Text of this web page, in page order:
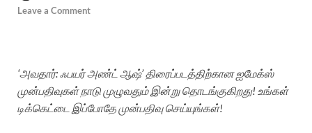
Leave a Comment
‘அவதார்: ஃபயர் அண்ட் ஆஷ்’ திரைப்படத்திற்கான ஐமேக்ஸ்
முன்பதிவுகள் நாடு முழுவதும் இன்று தொடங்குகிறது! உங்கள்
டிக்கெட்டை இப்போதே முன்பதிவு செய்யுங்கள்!